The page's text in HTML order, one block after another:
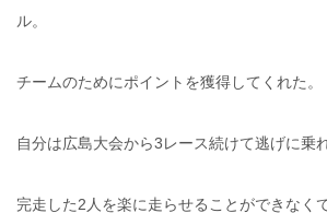
ル。
チームのためにポイントを獲得してくれた。
自分は広島大会から3レース続けて逃げに乗れ
完走した2人を楽に走らせることができなく